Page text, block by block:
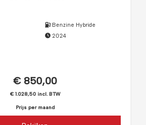
Benzine Hybride
2024
€ 850,00
€ 1.028,50 incl. BTW
Prijs per maand